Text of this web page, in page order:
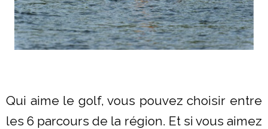
Qui aime le golf, vous pouvez choisir entre
les 6 parcours de la région. Et si vous aimez